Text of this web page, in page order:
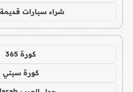
شراء سيارات
كورة 365
كورة سيتي